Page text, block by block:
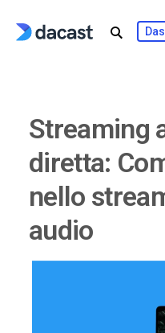
Streaming
diretta:
nello
audio